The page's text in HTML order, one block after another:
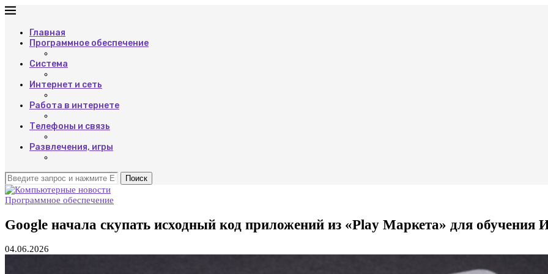
Главная
Программное обеспечение
Система
Интернет и сеть
Работа в интернете
Телефоны и связь
Развлечения, игры
Поиск
Программное обеспечение
Google начала скупать исходный код приложений из «Play Маркета» для обучения
04.06.2026